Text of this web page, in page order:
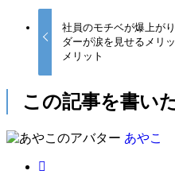
社員のモチベが爆上が
ダーが涙を見せるメリ
メリット
この記事を書い
あやこ